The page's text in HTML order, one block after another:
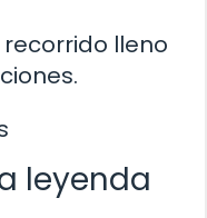
lleno
leyenda